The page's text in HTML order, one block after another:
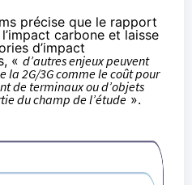
précise que le rapport
carbone et laisse
d’impact
« d’autres enjeux peuvent
la 2G/3G comme le coût pour
de terminaux ou d’objets
du champ de l’étude ».